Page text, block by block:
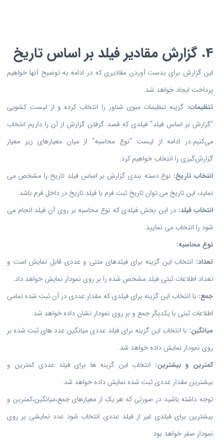
4. گزارش مقادیر فیلد بر اساس تاریخ
این گزارش برای بدست آوردن مقادیری که در ادامه به توضیح آنها خواهیم
پرداخت ایجاد خواهد شد.
تنظیمات: گزینه تنظیمات منوی شناور را انتخاب کرده و از لیست کشویی
"گزارش بر اساس فیلد" فیلدی که قصد گرفتن گزارش از آن را داریم انتخاب
می‌کنیم.در ادامه از لیست "نوع محاسبه" از میان معیار‌های زیر معیار
گزارش‌گیری را انتخاب خواهیم کرد.
انتخاب تاریخ: نوع دسته بندی گزارش بر اساس فیلد تاریخ را مشخص می
نماید، این تاریخ می توان تاریخ ثبت فرم یا فیلد تاریخ در داخل فرم باشد.
انتخاب فیلد: در این بخش فیلدی که نوع محاسبه بر روی آن فیلد انجام می
شود را انتخاب می نمایید.
نوع محاسبه:
تعداد: انتخاب این گزینه برای فیلد‌های متنی و عددی قابل نمایش است و
تعداد اطلاعات ثبتی‌ فیلد مشخص شده را بر روی نمودار نمایش خواهد داد.
جمع: با انتخاب این گزینه برای فیلدی که مقدار عددی در آن ثبت شده تمامی
اطلاعات ثبتی با یکدیگر جمع و بر روی نمودار نشان داده خواهد شد.
میانگین: با انتخاب این گزینه برای فیلد عددی میانگین عدد های ثبت شده بر
روی نمودار نمایش داده خواهد شد.
کمترین و بیشترین: انتخاب این گزینه ها برای فیلد عددی کمترین و
بیشترین مقدار عددی ثبت شده نمایش داده خواهد شد.
توجه داشته باشید در صورتی که هر یک از معیار‌های جمع،میانگین،کمترین و
بیشترین برای فیلدی غیر از فیلد عددی انتخاب شود عدد نمایشی بر روی
نمودار صفر خواهد بود.